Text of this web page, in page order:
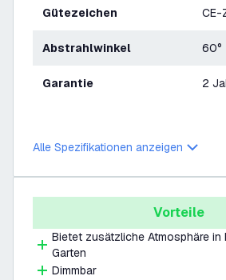
Gütezeichen CE-
Abstrahlwinkel 60°
Garantie 2
Alle Spezifikationen anzeigen
Vorteile
Bietet zusätzliche Atmosphäre in
Garten
Dimmbar